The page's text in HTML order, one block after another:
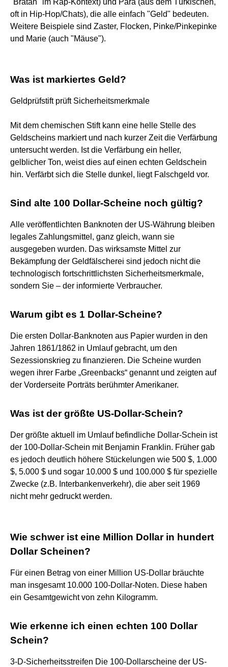
oft in Hip-Hop/Chats), die alle einfach "Geld" bedeuten.
Weitere Beispiele sind Zaster, Flocken, Pinke/Pinkepinke
und Marie (auch "Mäuse").
Was ist markiertes Geld?
Geldprüfstift prüft Sicherheitsmerkmale
Mit dem chemischen Stift kann eine helle Stelle des
Geldscheins markiert und nach kurzer Zeit die Verfärbung
untersucht werden. Ist die Verfärbung ein heller,
gelblicher Ton, weist dies auf einen echten Geldschein
hin. Verfärbt sich die Stelle dunkel, liegt Falschgeld vor.
Sind alte 100 Dollar-Scheine noch gültig?
Alle veröffentlichten Banknoten der US-Währung bleiben
legales Zahlungsmittel, ganz gleich, wann sie
ausgegeben wurden. Das wirksamste Mittel zur
Bekämpfung der Geldfälscherei sind jedoch nicht die
technologisch fortschrittlichsten Sicherheitsmerkmale,
sondern Sie – der informierte Verbraucher.
Warum gibt es 1 Dollar-Scheine?
Die ersten Dollar-Banknoten aus Papier wurden in den
Jahren 1861/1862 in Umlauf gebracht, um den
Sezessionskrieg zu finanzieren. Die Scheine wurden
wegen ihrer Farbe „Greenbacks“ genannt und zeigten auf
der Vorderseite Porträts berühmter Amerikaner.
Was ist der größte US-Dollar-Schein?
Der größte aktuell im Umlauf befindliche Dollar-Schein ist
der 100-Dollar-Schein mit Benjamin Franklin. Früher gab
es jedoch deutlich höhere Stückelungen wie 500 $, 1.000
$, 5.000 $ und sogar 10.000 $ und 100.000 $ für spezielle
Zwecke (z.B. Interbankenverkehr), die aber seit 1969
nicht mehr gedruckt werden.
Wie schwer ist eine Million Dollar in hundert
Dollar Scheinen?
Für einen Betrag von einer Million US-Dollar bräuchte
man insgesamt 10.000 100-Dollar-Noten. Diese haben
ein Gesamtgewicht von zehn Kilogramm.
Wie erkenne ich einen echten 100 Dollar
Schein?
3-D-Sicherheitsstreifen Die 100-Dollarscheine der US-